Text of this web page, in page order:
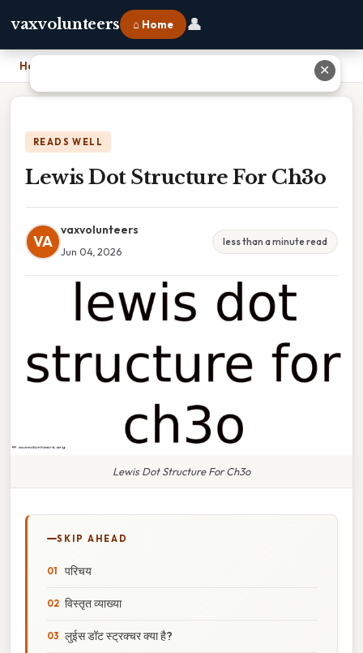
vaxvolunteers ⌂ Home 👤
Home
READS WELL
Lewis Dot Structure For Ch3o
VA
vaxvolunteers
Jun 04, 2026
less than a minute read
Lewis Dot Structure For Ch3o
SKIP AHEAD
परिचय
विस्तृत व्याख्या
लुईस डॉट स्ट्रक्चर क्या है?
✕